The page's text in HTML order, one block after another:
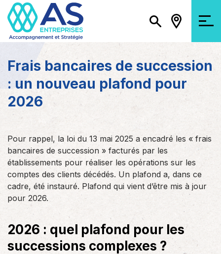
Frais bancaires de succession
: un nouveau plafond pour
2026
Pour rappel, la loi du 13 mai 2025 a encadré les « frais
bancaires de succession » facturés par les
établissements pour réaliser les opérations sur les
comptes des clients décédés. Un plafond a, dans ce
cadre, été instauré. Plafond qui vient d’être mis à jour
pour 2026.
2026 : quel plafond pour les
successions complexes ?